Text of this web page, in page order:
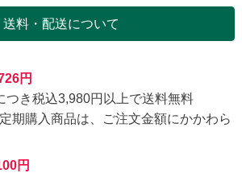
送料・配送について
円
つき税込3,980円以上で送料無料
期購入商品は、ご注文金額にかかわら
円